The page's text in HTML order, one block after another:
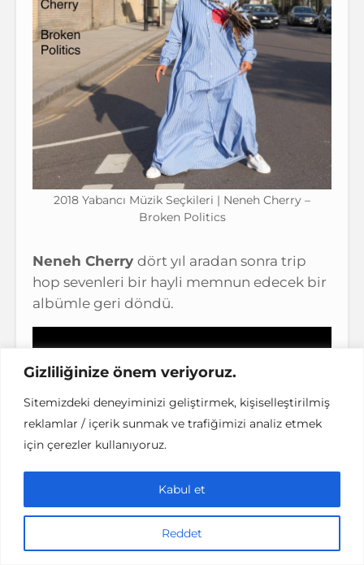
Gizliliğinize önem veriyoruz.
Sitemizdeki deneyiminizi geliştirmek, kişiselleştirilmiş
reklamlar / içerik sunmak ve trafiğimizi analiz etmek
için çerezler kullanıyoruz.
Reddet
Kabul et
2018 Yabancı Müzik Seçkileri | Neneh Cherry –
Broken Politics
Neneh Cherry dört yıl aradan sonra trip
hop sevenleri bir hayli memnun edecek bir
albümle geri döndü.